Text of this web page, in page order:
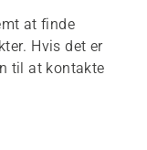
at finde
Hvis det er
til at kontakte